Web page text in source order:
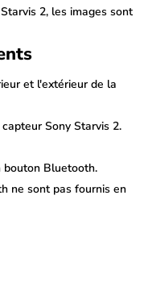
2, les images sont
hardwire permanent
net à 25fps
Dynamic Range), les
et l'environnement
Avec la caméra
et l'extérieur de la
Sony Starvis 2.
bouton Bluetooth.
ne sont pas fournis en